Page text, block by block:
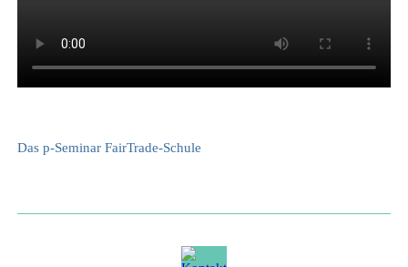
Das p-Seminar FairTrade-Schule